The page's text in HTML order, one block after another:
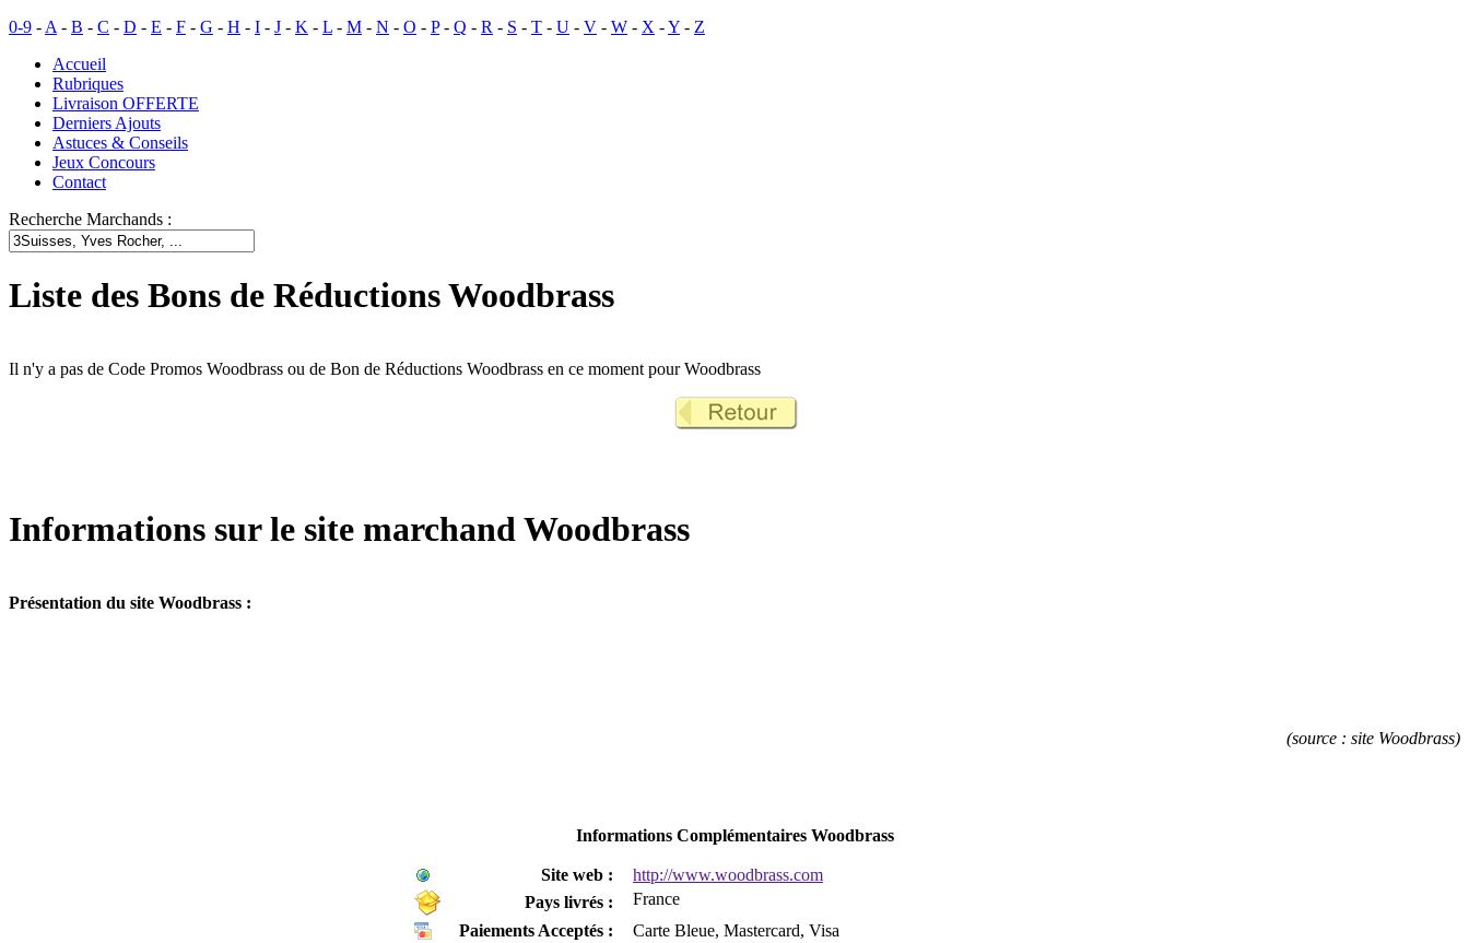
0-9 - A - B - C - D - E - F - G - H - I - J - K - L - M - N - O - P- Q - R - S - T - U - V - W - X -Y - Z
Accueil
Rubriques
Livraison OFFERTE
Derniers Ajouts
Astuces & Conseils
Jeux Concours
Contact
Recherche Marchands :
Liste des Bons de Réductions Woodbrass
Il n'y a pas de Code Promos Woodbrass ou de Bon de Réductions Woodbrass en ce moment pour Woodbrass
Informations sur le site marchand Woodbrass
Présentation du site Woodbrass :
(source : site Woodbrass)
Informations Complémentaires Woodbrass
Site web :
http://www.woodbrass.com
Pays livrés :
France
Paiements Acceptés :
Carte Bleue, Mastercard, Visa